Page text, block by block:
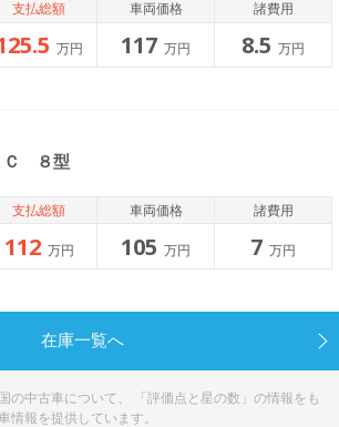
支払総額
万円
車両価格
117 万円
諸費用
8.5 万円
Ｃ ８型
支払総額
112 万円
車両価格
105 万円
諸費用
7 万円
在庫一覧へ
の中古車について、 「評価点と星の数」の情報をも
情報を提供しています。